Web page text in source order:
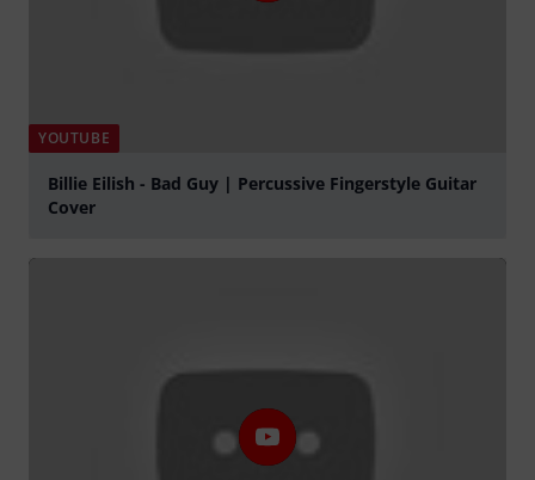
YOUTUBE
Billie Eilish - Bad Guy | Percussive Fingerstyle Guitar
Cover